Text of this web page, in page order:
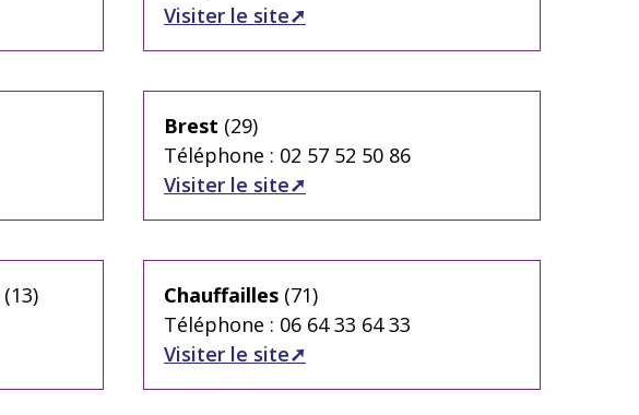
Visiter le site
Brest (29)
Téléphone : 02 57 52 50 86
Visiter le site
(13)
Chauffailles (71)
Téléphone : 06 64 33 64 33
Visiter le site